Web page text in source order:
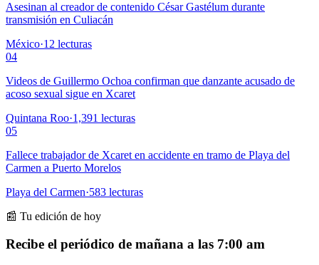
Asesinan al creador de contenido César Gastélum durante
transmisión en Culiacán
México·12 lecturas
04
Videos de Guillermo Ochoa confirman que danzante acusado de
acoso sexual sigue en Xcaret
Quintana Roo·1,391 lecturas
05
Fallece trabajador de Xcaret en accidente en tramo de Playa del
Carmen a Puerto Morelos
Playa del Carmen·583 lecturas
📰 Tu edición de hoy
Recibe el periódico de mañana a las 7:00 am